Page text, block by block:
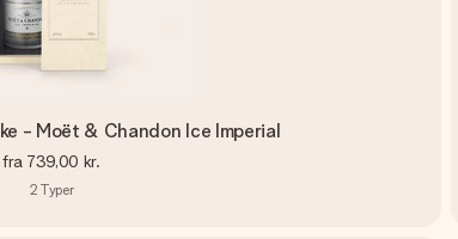
- Moët & Chandon Ice Imperial
fra 739,00 kr.
2 Typer